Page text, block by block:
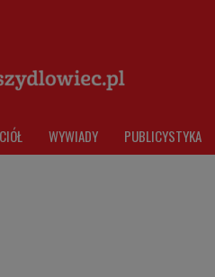
WYWIADY PUBLICYSTYKA